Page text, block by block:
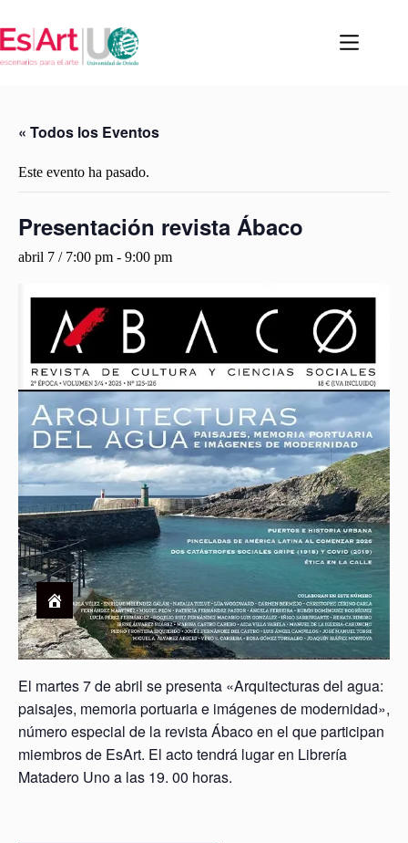
contenido
« Todos los Eventos
Este evento ha pasado.
Presentación revista Ábaco
abril 7 / 7:00 pm - 9:00 pm
El martes 7 de abril se presenta «Arquitecturas del agua:
paisajes, memoria portuaria e imágenes de modernidad»,
número especial de la revista Ábaco en el que participan
miembros de EsArt. El acto tendrá lugar en Librería
Matadero Uno a las 19. 00 horas.